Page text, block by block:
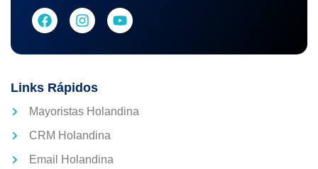
Links Rápidos
Mayoristas Holandina
CRM Holandina
Email Holandina